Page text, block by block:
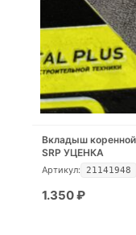
Вкладыш коренной
SRP УЦЕНКА
Артикул: 21141948
1.350₽